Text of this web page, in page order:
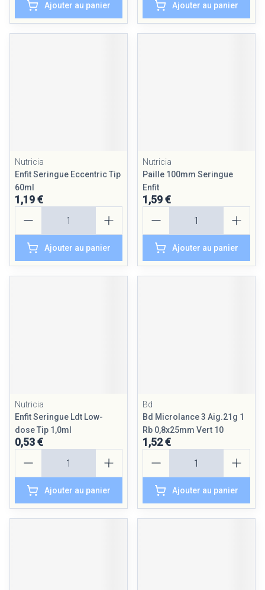
Ajouter au panier Ajouter au panier
Nutricia
Enfit Seringue Eccentric Tip
60ml
1,19 €
Ajouter au panier
Nutricia
Paille 100mm Seringue
Enfit
1,59 €
Ajouter au panier
Nutricia
Enfit Seringue Ldt Low-
dose Tip 1,0ml
0,53 €
Ajouter au panier
Bd
Bd Microlance 3 Aig.21g 1
Rb 0,8x25mm Vert 10
1,52 €
Ajouter au panier